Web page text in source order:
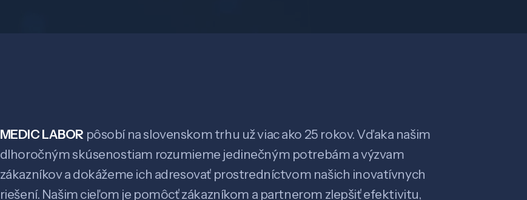
MEDIC LABOR pôsobí na slovenskom trhu už viac ako 25 rokov. Vďaka našim
dlhoročným skúsenostiam rozumieme jedinečným potrebám a výzvam
zákazníkov a dokážeme ich adresovať prostredníctvom našich inovatívnych
riešení. Našim cieľom je pomôcť zákazníkom a partnerom zlepšiť efektivitu,